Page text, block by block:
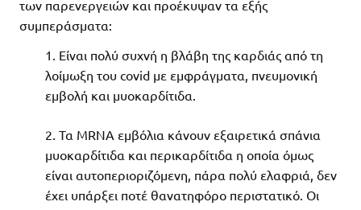
των παρενεργειών και προέκυψαν τα εξής
συμπεράσματα:
Είναι πολύ συχνή η βλάβη της καρδιάς από τη
λοίμωξη του covid με εμφράγματα, πνευμονική
εμβολή και μυοκαρδίτιδα.
Τα MRNA εμβόλια κάνουν εξαιρετικά σπάνια
μυοκαρδίτιδα και περικαρδίτιδα η οποία όμως
είναι αυτοπεριοριζόμενη, πάρα πολύ ελαφριά, δεν
έχει υπάρξει ποτέ θανατηφόρο περιστατικό. Οι